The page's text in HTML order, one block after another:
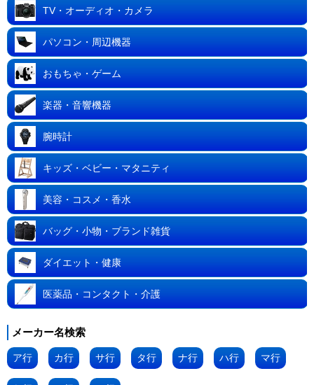
TV・オーディオ・カメラ
パソコン・周辺機器
おもちゃ・ゲーム
楽器・音響機器
腕時計
キッズ・ベビー・マタニティ
美容・コスメ・香水
バッグ・小物・ブランド雑貨
ダイエット・健康
医薬品・コンタクト・介護
メーカー名検索
ア行 カ行 サ行 タ行 ナ行 ハ行 マ行